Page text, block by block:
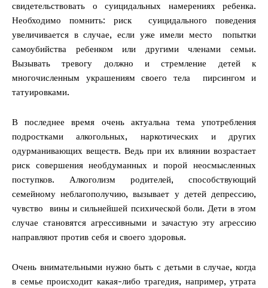
свидетельствовать о суицидальных намерениях ребенка.
Необходимо помнить: риск суицидального поведения
увеличивается в случае, если уже имели место попытки
самоубийства ребенком или другими членами семьи.
Вызывать тревогу должно и стремление детей к
многочисленным украшениям своего тела пирсингом и
татуировками.
В последнее время очень актуальна тема употребления
подростками алкогольных, наркотических и других
одурманивающих веществ. Ведь при их влиянии возрастает
риск совершения необдуманных и порой неосмысленных
поступков. Алкоголизм родителей, способствующий
семейному неблагополучию, вызывает у детей депрессию,
чувство вины и сильнейшей психической боли. Дети в этом
случае становятся агрессивными и зачастую эту агрессию
направляют против себя и своего здоровья.
Очень внимательными нужно быть с детьми в случае, когда
в семье происходит какая-либо трагедия, например, утрата